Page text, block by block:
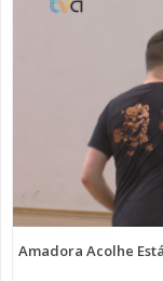
Amadora Acolhe